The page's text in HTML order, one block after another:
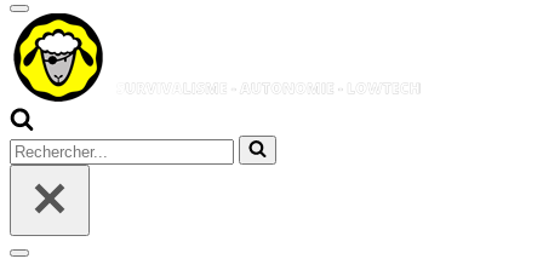
Menu
de
navigation
Rechercher...
Menu